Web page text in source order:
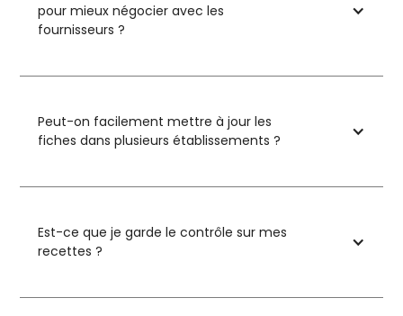
pour mieux négocier avec les
fournisseurs ?
Peut-on facilement mettre à jour les
fiches dans plusieurs établissements ?
Est-ce que je garde le contrôle sur mes
recettes ?